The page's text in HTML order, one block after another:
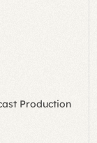
Production